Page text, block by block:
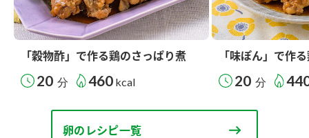
「穀物酢」で作る鶏のさっぱり煮
20 分 460 kcal
「味ぽん」で作
20 分
卵のレシピ一覧